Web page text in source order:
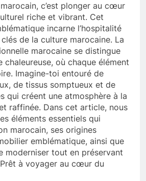
c’est plonger au cœur
riche et vibrant. Cet
incarne l’hospitalité
de la culture marocaine. La
marocaine se distingue
chaleureuse, où chaque élément
Imagine-toi entouré de
de tissus somptueux et de
qui créent une atmosphère à la
raffinée. Dans cet article, nous
éléments essentiels qui
marocain, ses origines
emblématique, ainsi que
moderniser tout en préservant
à voyager au cœur du